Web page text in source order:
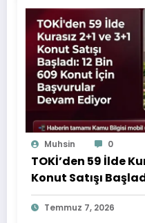
Muhsin 0
TOKİ’den 59 İlde
Konut Satışı
İçin Başvurular
Temmuz 7, 2026